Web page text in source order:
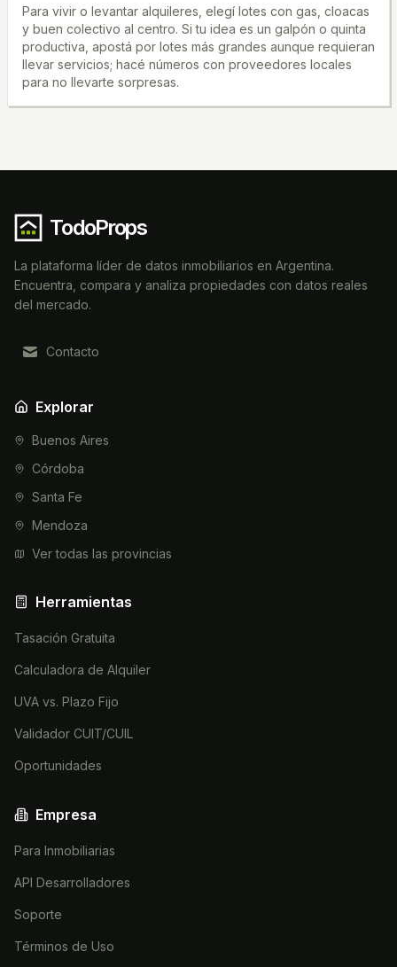
Para vivir o levantar alquileres, elegí lotes con gas, cloacas
y buen colectivo al centro. Si tu idea es un galpón o quinta
productiva, apostá por lotes más grandes aunque requieran
llevar servicios; hacé números con proveedores locales
para no llevarte sorpresas.
TodoProps
La plataforma líder de datos inmobiliarios en Argentina.
Encuentra, compara y analiza propiedades con datos reales
del mercado.
Contacto
Explorar
Buenos Aires
Córdoba
Santa Fe
Mendoza
Ver todas las provincias
Herramientas
Tasación Gratuita
Calculadora de Alquiler
UVA vs. Plazo Fijo
Validador CUIT/CUIL
Oportunidades
Empresa
Para Inmobiliarias
API Desarrolladores
Soporte
Términos de Uso